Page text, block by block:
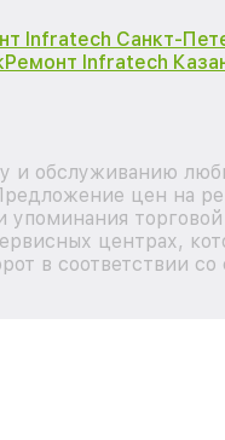
Infratech Санкт-
Ремонт Infratech
и обслуживанию
цен на
упоминания
центрах,
в соответствии